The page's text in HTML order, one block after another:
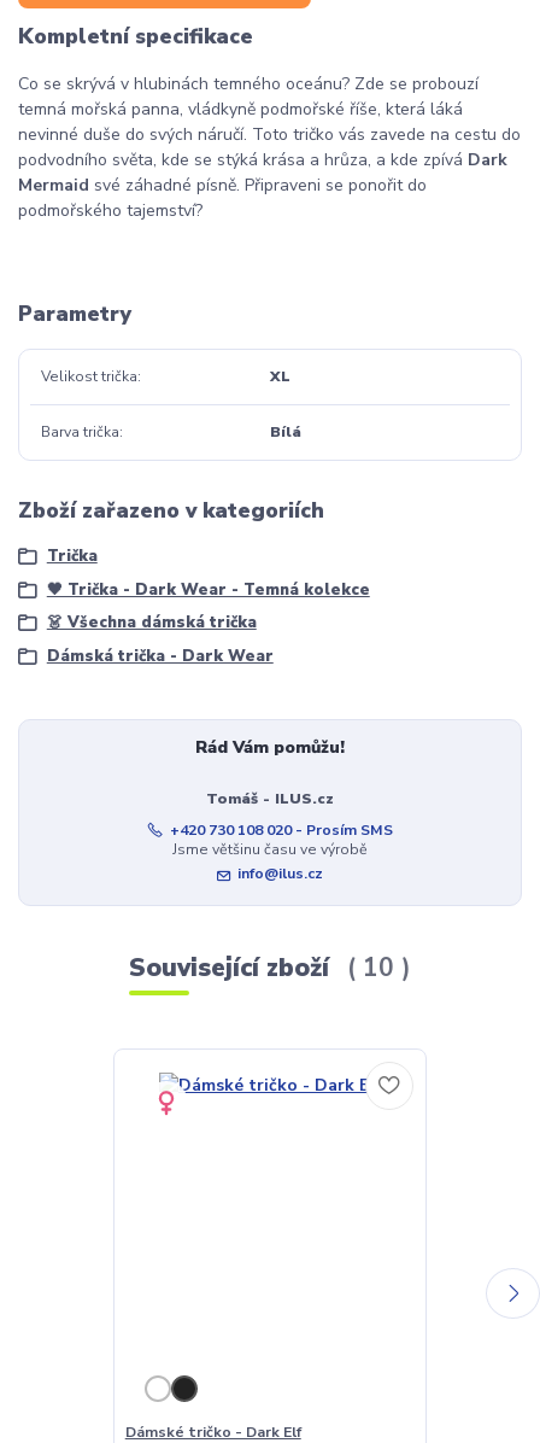
Kompletní specifikace
Co se skrývá v hlubinách temného oceánu? Zde se probouzí
temná mořská panna, vládkyně podmořské říše, která láká
nevinné duše do svých náručí. Toto tričko vás zavede na cestu do
podvodního světa, kde se stýká krása a hrůza, a kde zpívá Dark
Mermaid své záhadné písně. Připraveni se ponořit do
podmořského tajemství?
Parametry
Velikost trička XL
Barva trička Bílá
Zboží zařazeno v kategoriích
Trička
🖤 Trička - Dark Wear - Temná kolekce
👗 Všechna dámská trička
Dámská trička - Dark Wear
Rád Vám pomůžu!
Tomáš - ILUS.cz
+420 730 108 020 - Prosím SMS
Jsme většinu času ve výrobě
info@ilus.cz
Související zboží 10
Dámské tričko - Dark Elf